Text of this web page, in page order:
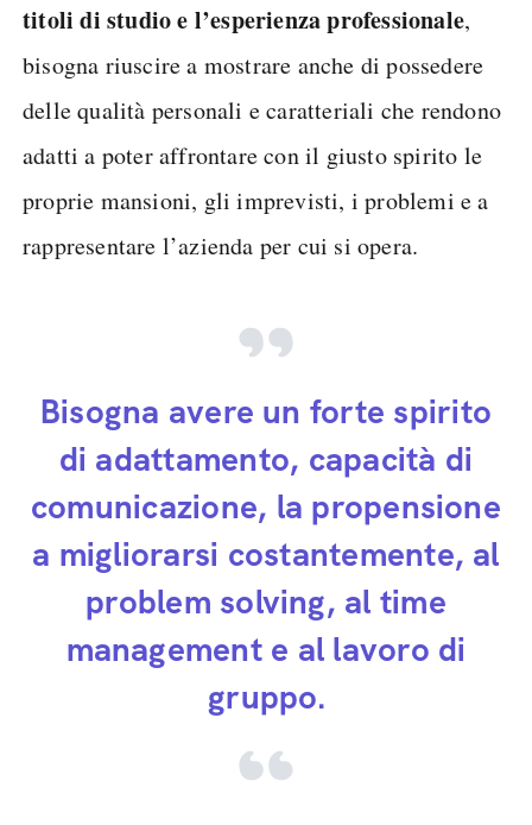
titoli di studio e l’esperienza professionale,
bisogna riuscire a mostrare anche di possedere
delle qualità personali e caratteriali che rendono
adatti a poter affrontare con il giusto spirito le
proprie mansioni, gli imprevisti, i problemi e a
rappresentare l’azienda per cui si opera.
Bisogna avere un forte spirito
di adattamento, capacità di
comunicazione, la propensione
a migliorarsi costantemente, al
problem solving, al time
management e al lavoro di
gruppo.